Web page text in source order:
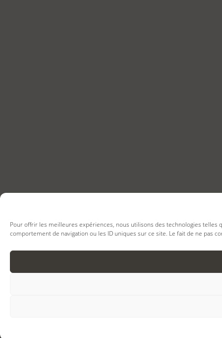
Pour offrir les meilleures expériences, nous utilisons des technologies
comportement de navigation ou les ID uniques sur ce site. Le fait de ne